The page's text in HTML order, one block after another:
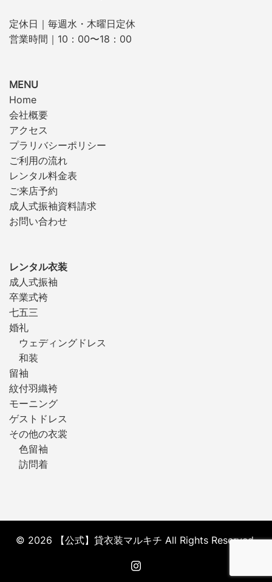
定休日｜毎週水・木曜日定休
営業時間｜10：00〜18：00
MENU
Home
会社概要
アクセス
プラリバシーポリシー
ご利用の流れ
レンタル料金表
ご来店予約
成人式振袖資料請求
お問い合わせ
レンタル衣装
成人式振袖
卒業式袴
七五三
婚礼
ウェディングドレス
和装
留袖
紋付羽織袴
モーニング
ゲストドレス
その他の衣裳
色留袖
訪問着
© 2026 【公式】貸衣装マルキチ All Rights Reserved.